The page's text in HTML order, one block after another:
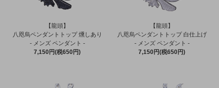
【龍頭】
八咫烏ペンダントトップ 燻しあり
- メンズ ペンダント -
7,150円(税650円)
【龍頭】
八咫烏ペンダントトップ 白仕上げ
- メンズ ペンダント -
7,150円(税650円)